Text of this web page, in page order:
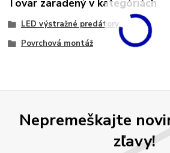
Tovar zaradený v kategóriách
LED výstražné predátory
Povrchová montáž
Nepremeškajte
zľavy!